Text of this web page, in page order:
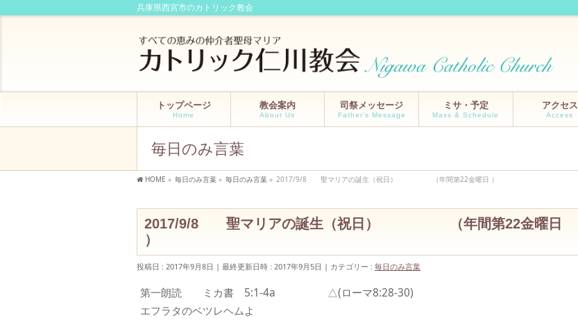
兵庫県西宮市のカトリック教会
トップページ
Home
教会案内
About Us
司祭メッセージ
Father’s Message
ミサ・予定
Mass & Schedule
アクセス
Access
毎日のみ言葉
HOME » 毎日のみ言葉 » 毎日のみ言葉 » 2017/9/8 聖マリアの誕生（祝日） （年間第22金曜日 ）
2017/9/8 聖マリアの誕生（祝日） （年間第22金曜日
）
投稿日 : 2017年9月8日 最終更新日時 : 2017年9月5日 カテゴリー : 毎日のみ言葉
第一朗読 ミカ書 5:1-4a △(ローマ8:28-30)
エフラタのベツレヘムよ